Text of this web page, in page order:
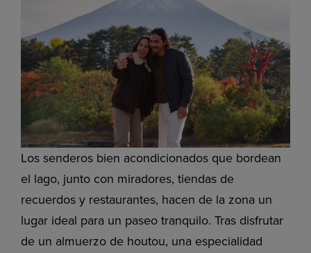
Los senderos bien acondicionados que bordean
el lago, junto con miradores, tiendas de
recuerdos y restaurantes, hacen de la zona un
lugar ideal para un paseo tranquilo. Tras disfrutar
de un almuerzo de houtou, una especialidad